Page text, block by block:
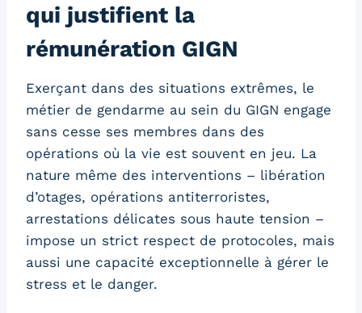
qui justifient la
rémunération GIGN
Exerçant dans des situations extrêmes, le
métier de gendarme au sein du GIGN engage
sans cesse ses membres dans des
opérations où la vie est souvent en jeu. La
nature même des interventions – libération
d’otages, opérations antiterroristes,
arrestations délicates sous haute tension –
impose un strict respect de protocoles, mais
aussi une capacité exceptionnelle à gérer le
stress et le danger.